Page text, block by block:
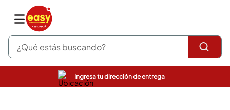
¿Qué estás buscando?
Ingresa tu dirección de entrega
pinturas